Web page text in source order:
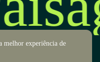
melhor experiência de